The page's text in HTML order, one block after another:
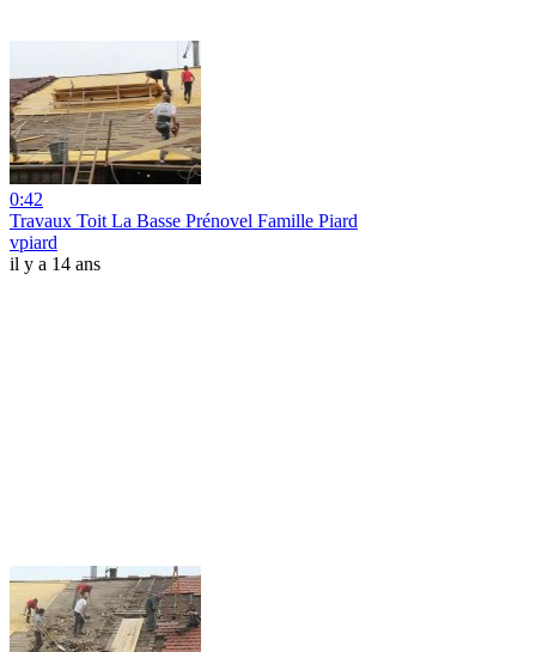
0:42
Travaux Toit La Basse Prénovel Famille Piard
vpiard
il y a 14 ans